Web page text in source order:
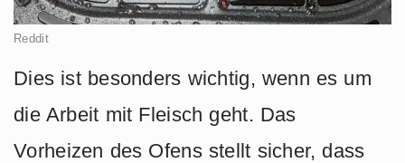
Reddit
Dies ist besonders wichtig, wenn es um
die Arbeit mit Fleisch geht. Das
Vorheizen des Ofens stellt sicher, dass